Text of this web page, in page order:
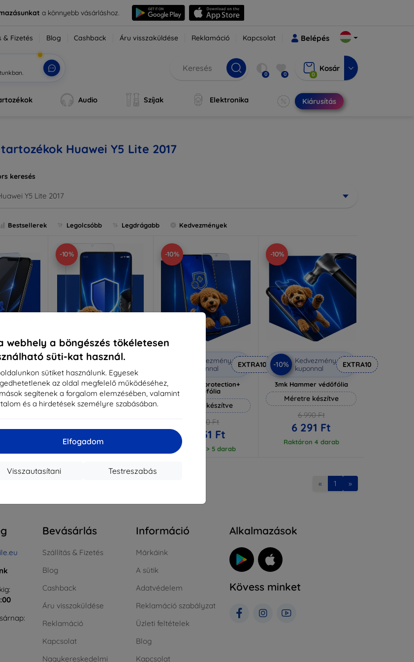
a könnyebb vásárláshoz.
webhely a böngészés tökéletesen
süti-kat használ.
sütiket használunk. Egyesek
az oldal megfelelő működéséhez,
segítenek a forgalom elemzésében, valamint
és a hirdetések személyre szabásában.
Elfogadom
Testreszabás
Visszautasítani
& Fizetés Blog Cashback Áru visszaküldése Reklamáció Kapcsolat Belépés
0 0 0
Kosár
Audio Szíjak Elektronika Kiárusítás
Huawei Y5 Lite 2017
keresés
Y5 Lite 2017
Bestsellerek Legolcsóbb Legdrágabb Kedvezmények
védőüveg
Ft
darab
-10%
Kedvezmény
kuponnal
3mk Pure Matt védőüveg
Méretre készítve
3 951 Ft
Raktáron > 5 darab
-10%
Kedvezmény
kuponnal
EXTRA10
3mk Silverprotection+
védőfólia
Méretre készítve
6 590 Ft
5 931 Ft
Raktáron > 5 darab
-10%
-10%
Kedvezmény
kuponnal
EXTRA10
3mk Hammer védőfólia
Méretre készítve
6 990 Ft
6 291 Ft
Raktáron 4 darab
« 1 »
Bevásárlás
Szállítás & Fizetés
Blog
Cashback
Áru visszaküldése
Reklamáció
Kapcsolat
Nagykereskedelmi
Információ
Márkáink
A sütik
Adatvédelem
Reklamáció szabályzat
Üzleti feltételek
Blog
Kapcsolat
Alkalmazások
Kövess minket